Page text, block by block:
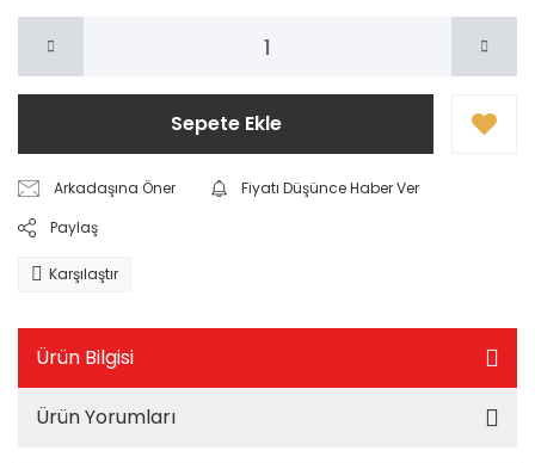
Sepete Ekle
Arkadaşına Öner
Fiyatı Düşünce Haber Ver
Paylaş
Karşılaştır
Ürün Bilgisi
Ürün Yorumları